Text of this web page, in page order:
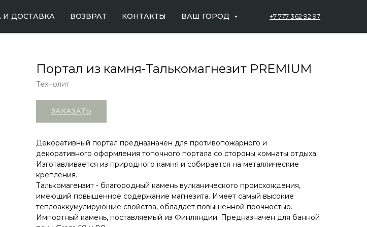
И ДОСТАВКА ВОЗВРАТ КОНТАКТЫ ВАШ ГОРОД +7 777 362 92 97
Портал из камня-Талькомагнезит PREMIUM
Технолит
ЗАКАЗАТЬ
Декоративный портал предназначен для противопожарного и
декоративного оформления топочного портала со стороны комнаты отдыха.
Изготавливается из природного камня и собирается на металлические
крепления.
Талькомагензит - благородный камень вулканического происхождения,
имеющий повышенное содержание магнезита. Имеет самый высокие
теплоаккумулирующие свойства, обладает повышенной прочностью.
Импортный камень, поставляемый из Финляндии. Предназначен для банной